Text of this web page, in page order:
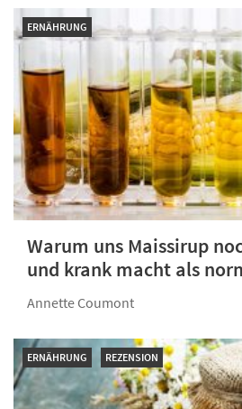
ERNÄHRUNG
Warum uns Maissirup
und krank macht als
Annette Coumont
ERNÄHRUNG REZENSION